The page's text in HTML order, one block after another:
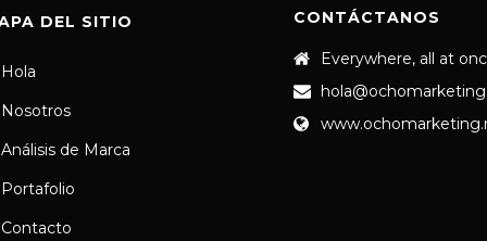
DEL SITIO
Hola
Nosotros
Análisis de Marca
Portafolio
Contacto
CONTÁCTANOS
Everywhere, all at